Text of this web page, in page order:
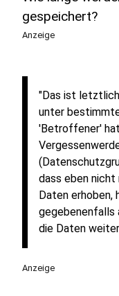
gespeichert?
Anzeige
"Das ist
unter
'Betroffener'
dass eben nicht
Daten erhoben,
gegebenenfalls
die Daten
Anzeige